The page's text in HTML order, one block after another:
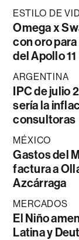
ESTILO DE
Omega x
con oro
del Apollo 11
ARGENTINA
IPC de julio
sería la
consultoras
MÉXICO
Gastos del
factura a
Azcárraga
MERCADOS
El Niño
Latina y